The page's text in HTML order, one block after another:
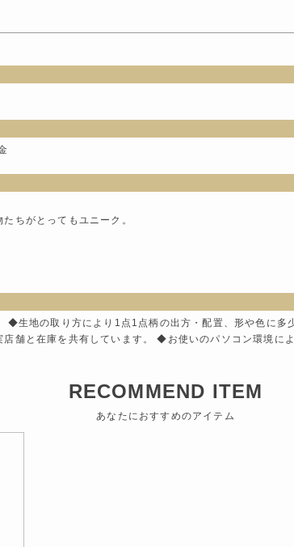
ちがとってもユニーク。
◆生地の取り方により1点1点柄の出方・配置、形や色に
舗と在庫を共有しています。 ◆お使いのパソコン環境に
RECOMMEND ITEM
あなたにおすすめのアイテム